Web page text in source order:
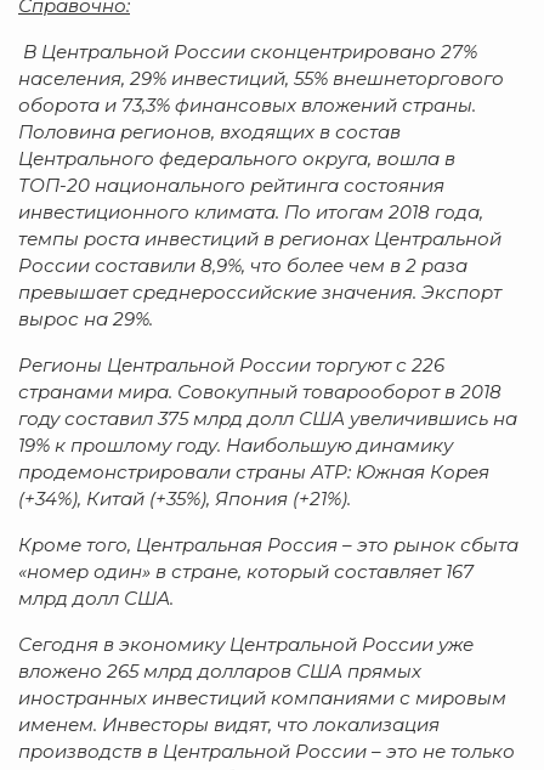
Справочно:
В Центральной России сконцентрировано 27%
населения, 29% инвестиций, 55% внешнеторгового
оборота и 73,3% финансовых вложений страны.
Половина регионов, входящих в состав
Центрального федерального округа, вошла в
ТОП-20 национального рейтинга состояния
инвестиционного климата. По итогам 2018 года,
темпы роста инвестиций в регионах Центральной
России составили 8,9%, что более чем в 2 раза
превышает среднероссийские значения. Экспорт
вырос на 29%.
Регионы Центральной России торгуют с 226
странами мира. Совокупный товарооборот в 2018
году составил 375 млрд долл США увеличившись на
19% к прошлому году. Наибольшую динамику
продемонстрировали страны АТР: Южная Корея
(+34%), Китай (+35%), Япония (+21%).
Кроме того, Центральная Россия – это рынок сбыта
«номер один» в стране, который составляет 167
млрд долл США.
Сегодня в экономику Центральной России уже
вложено 265 млрд долларов США прямых
иностранных инвестиций компаниями с мировым
именем. Инвесторы видят, что локализация
производств в Центральной России – это не только